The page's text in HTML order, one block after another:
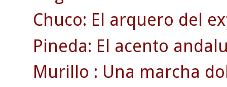
Chuco: El arquero del
Pineda: El acento
Murillo : Una marcha